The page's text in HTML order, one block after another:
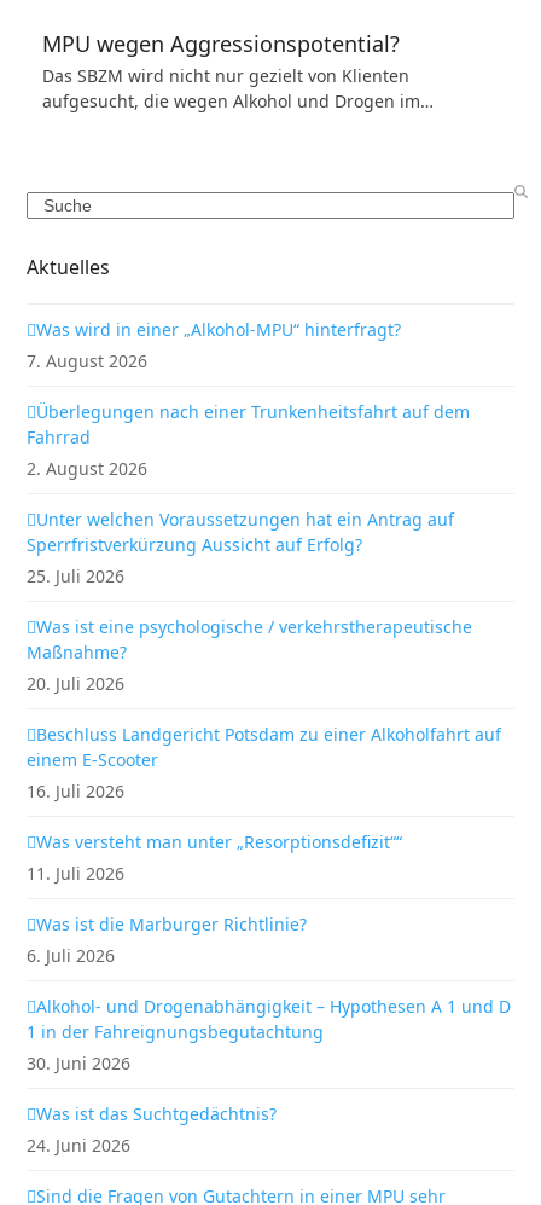
MPU wegen Aggressionspotential?
Das SBZM wird nicht nur gezielt von Klienten
aufgesucht, die wegen Alkohol und Drogen im…
Search
Aktuelles
Was wird in einer „Alkohol-MPU“ hinterfragt?
7. August 2026
Überlegungen nach einer Trunkenheitsfahrt auf dem
Fahrrad
2. August 2026
Unter welchen Voraussetzungen hat ein Antrag auf
Sperrfristverkürzung Aussicht auf Erfolg?
25. Juli 2026
Was ist eine psychologische / verkehrstherapeutische
Maßnahme?
20. Juli 2026
Beschluss Landgericht Potsdam zu einer Alkoholfahrt auf
einem E-Scooter
16. Juli 2026
Was versteht man unter „Resorptionsdefizit““
11. Juli 2026
Was ist die Marburger Richtlinie?
6. Juli 2026
Alkohol- und Drogenabhängigkeit – Hypothesen A 1 und D
1 in der Fahreignungsbegutachtung
30. Juni 2026
Was ist das Suchtgedächtnis?
24. Juni 2026
Sind die Fragen von Gutachtern in einer MPU sehr